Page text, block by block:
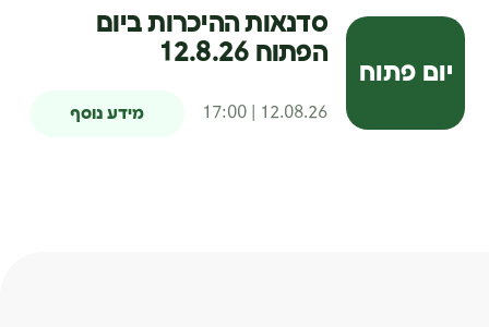
יום פתוח
סדנאות ההיכרות ביום
הפתוח 12.8.26
12.08.26 | 17:00 מידע נוסף